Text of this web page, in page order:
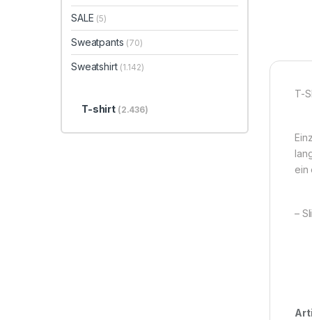
T-
ein
–
SALE (5)
Sweatpants (70)
Sweatshirt (1.142)
T-shirt (2.436)